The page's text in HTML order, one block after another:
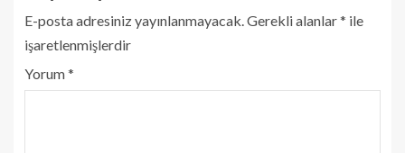
E-posta adresiniz yayınlanmayacak. Gerekli alanlar* ile
işaretlenmişlerdir
Yorum*